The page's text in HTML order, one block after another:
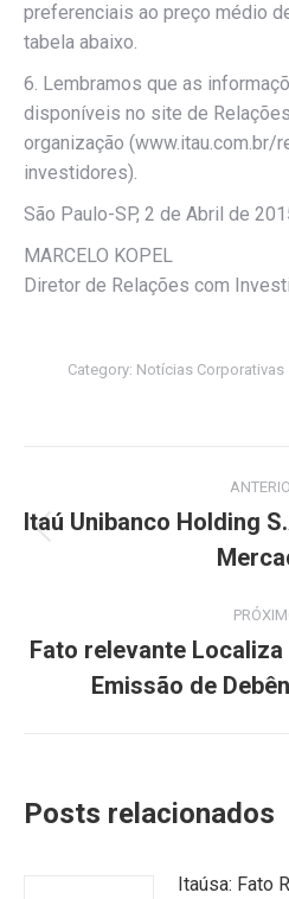
preferenciais ao preço médio
tabela abaixo.
6. Lembramos que as
disponíveis no site de
organização (www.itau.com.br/
investidores).
São Paulo-SP, 2 de Abril de
MARCELO KOPEL
Diretor de Relações com
Category: Notícias Corporativas
de
Itaú Unibanco Holding
Fato relevante Localiza
Emissão de
Posts relacionados
Itaúsa: Fato